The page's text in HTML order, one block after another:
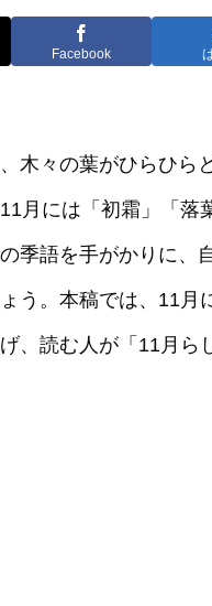
Facebook
木々の葉がひらひら
月には「初霜」「
季語を手がかりに、
う。本稿では、11月
、読む人が「11月